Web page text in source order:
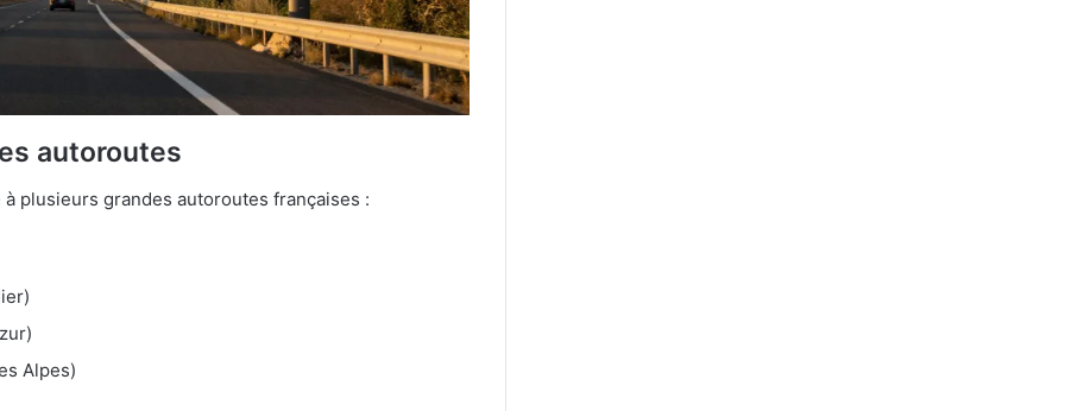
autoroutes
à plusieurs grandes autoroutes françaises :
Alpes)